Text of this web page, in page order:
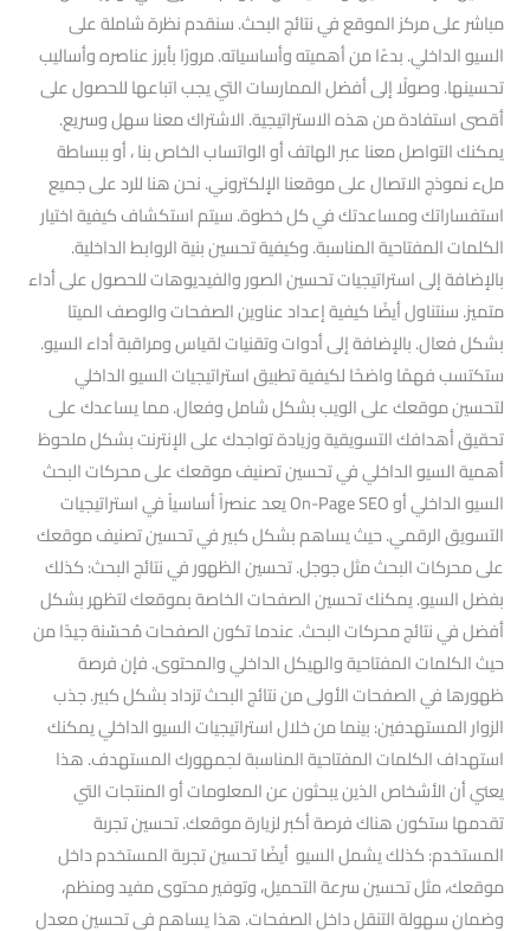
مباشر على مركز الموقع في نتائج البحث. سنقدم نظرة شاملة على
السيو الداخلي. بدءًا من أهميته وأساسياته. مرورًا بأبرز عناصره وأساليب
تحسينها. وصولًا إلى أفضل الممارسات التي يجب اتباعها للحصول على
أقصى استفادة من هذه الاستراتيجية. الاشتراك معنا سهل وسريع.
يمكنك التواصل معنا عبر الهاتف أو الواتساب الخاص بنا ، أو ببساطة
ملء نموذج الاتصال على موقعنا الإلكتروني. نحن هنا للرد على جميع
استفساراتك ومساعدتك في كل خطوة. سيتم استكشاف كيفية اختيار
الكلمات المفتاحية المناسبة. وكيفية تحسين بنية الروابط الداخلية.
بالإضافة إلى استراتيجيات تحسين الصور والفيديوهات للحصول على أداء
متميز. سنتناول أيضًا كيفية إعداد عناوين الصفحات والوصف الميتا
بشكل فعال. بالإضافة إلى أدوات وتقنيات لقياس ومراقبة أداء السيو.
ستكتسب فهمًا واضحًا لكيفية تطبيق استراتيجيات السيو الداخلي
لتحسين موقعك على الويب بشكل شامل وفعال. مما يساعدك على
تحقيق أهدافك التسويقية وزيادة تواجدك على الإنترنت بشكل ملحوظ
أهمية السيو الداخلي في تحسين تصنيف موقعك على محركات البحث
السيو الداخلي أو On-Page SEO يعد عنصراً أساسياً في استراتيجيات
التسويق الرقمي. حيث يساهم بشكل كبير في تحسين تصنيف موقعك
على محركات البحث مثل جوجل. تحسين الظهور في نتائج البحث: كذلك
بفضل السيو. يمكنك تحسين الصفحات الخاصة بموقعك لتظهر بشكل
أفضل في نتائج محركات البحث. عندما تكون الصفحات مُحسّنة جيدًا من
حيث الكلمات المفتاحية والهيكل الداخلي والمحتوى. فإن فرصة
ظهورها في الصفحات الأولى من نتائج البحث تزداد بشكل كبير. جذب
الزوار المستهدفين: بينما من خلال استراتيجيات السيو الداخلي يمكنك
استهداف الكلمات المفتاحية المناسبة لجمهورك المستهدف. هذا
يعني أن الأشخاص الذين يبحثون عن المعلومات أو المنتجات التي
تقدمها ستكون هناك فرصة أكبر لزيارة موقعك. تحسين تجربة
المستخدم: كذلك يشمل السيو أيضًا تحسين تجربة المستخدم داخل
موقعك، مثل تحسين سرعة التحميل، وتوفير محتوى مفيد ومنظم،
وضمان سهولة التنقل داخل الصفحات. هذا يساهم في تحسين معدل